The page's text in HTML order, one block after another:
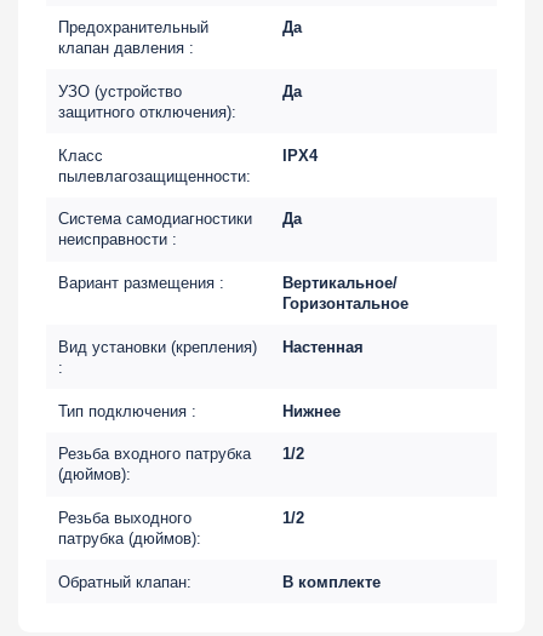
Предохранительный
клапан давления :
Да
УЗО (устройство
защитного отключения):
Да
Класс
пылевлагозащищенности:
IPX4
Система самодиагностики
неисправности :
Да
Вариант размещения :
Вертикальное/
Горизонтальное
Вид установки (крепления)
:
Настенная
Тип подключения : Нижнее
Резьба входного патрубка
(дюймов):
1/2
Резьба выходного
патрубка (дюймов):
1/2
Обратный клапан: В комплекте